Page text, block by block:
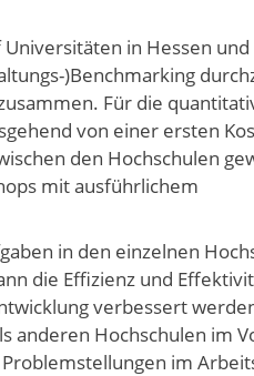
in Hessen und
)Benchmarking
Für die
von einer ersten
den Hochschulen
mit ausführlichem
in den einzelnen
die Effizienz und
verbessert
anderen Hochschulen im
im